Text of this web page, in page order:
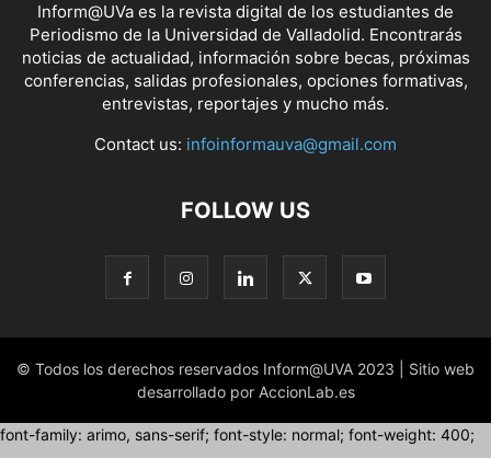
Inform@UVa es la revista digital de los estudiantes de
Periodismo de la Universidad de Valladolid. Encontrarás
noticias de actualidad, información sobre becas, próximas
conferencias, salidas profesionales, opciones formativas,
entrevistas, reportajes y mucho más.
Contact us: infoinformauva@gmail.com
FOLLOW US
© Todos los derechos reservados Inform@UVA 2023 | Sitio web
desarrollado por AccionLab.es
font-family: arimo, sans-serif; font-style: normal; font-weight: 400;